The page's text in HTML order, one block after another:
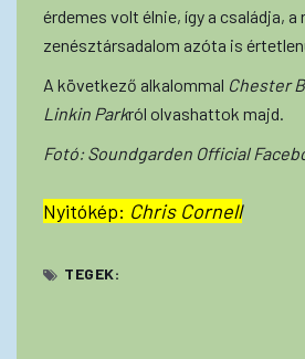
érdemes volt élnie, így a családja, a
zenésztársadalom azóta is
A következő alkalommal Chester
Linkin Parkról olvashattok majd.
Fotó: Soundgarden Official
Nyitókép: Chris Cornell
TEGEK: